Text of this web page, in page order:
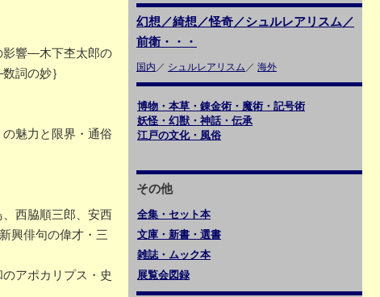
響―木下杢太郎の
詞の妙｝
魅力と限界・通俗
西脇順三郎、安西
興俳句の偉才・三
アポカリプス・史
幻想／綺想／怪奇／シュルレアリスム／
前衛・・・
国内 ／ シュルレアリスム ／ 海外
博物・本草・錬金術・魔術・記号術
妖怪・幻獣・神話・伝承
江戸の文化・風俗
その他
全集・セット本
文庫・新書・選書
雑誌・ムック本
展覧会図録